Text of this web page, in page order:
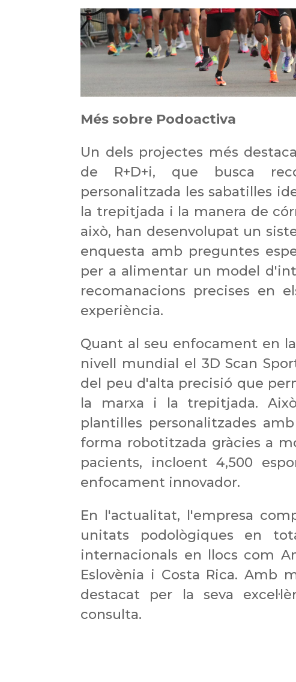
Més sobre Podoactiva
Un dels projectes més
de R+D+i, que busca
personalitzada les sabatilles
la trepitjada i la manera de
això, han desenvolupat un
enquesta amb preguntes
per a alimentar un model
recomanacions precises en
experiència.
Quant al seu enfocament en
nivell mundial el 3D Scan
del peu d'alta precisió que
la marxa i la trepitjada.
plantilles personalitzades
forma robotitzada gràcies a
pacients, incloent 4,500
enfocament innovador.
En l'actualitat, l'empresa
unitats podològiques en
internacionals en llocs com
Eslovènia i Costa Rica. Amb
destacat per la seva
consulta.